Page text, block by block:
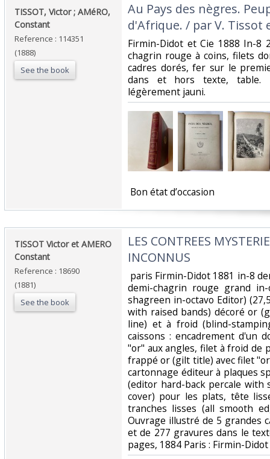
‎TISSOT, Victor ; AMéRO,
Constant‎
Reference : 114351
(1888)
See the book
‎Au Pays des nègres.
d'Afrique. / par V. Tissot
‎Firmin-Didot et Cie 1888 In-8
chagrin rouge à coins, filets
cadres dorés, fer sur le
dans et hors texte, table.
légèrement jauni.‎
‎ Bon état d’occasion ‎
‎TISSOT Victor et AMERO
Constant‎
Reference : 18690
(1881)
See the book
‎LES CONTREES
INCONNUS ‎
paris Firmin-Didot 1881 in-8
demi-chagrin rouge grand
shagreen in-octavo Editor)
with raised bands) décoré or
line) et à froid (blind-
caissons : encadrement d'un
"or" aux angles, filet à froid
frappé or (gilt title) avec filet
cartonnage éditeur à plaques
(editor hard-back percale with
cover) pour les plats, tête
tranches lisses (all smooth
Ouvrage illustré de 5 grandes
et de 277 gravures dans le
pages, 1884 Paris : Firmin-